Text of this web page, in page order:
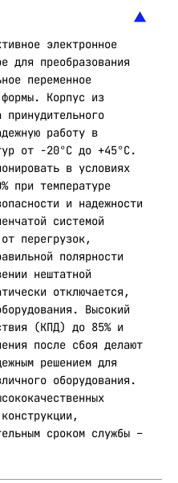
электронное
для преобразования
переменное
формы. Корпус из
работу в
от -20°C до +45°C.
в условиях
при температуре
и надежности
системой
перегрузок,
полярности
нештатной
отключается,
Высокий
(КПД) до 85% и
после сбоя делают
решением для
оборудования.
сроком службы –